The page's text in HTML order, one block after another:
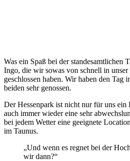
Was ein Spaß bei der standesamtlichen
Ingo, die wir sowas von schnell in unser
geschlossen haben. Wir haben den Tag
beiden sehr genossen.
Der Hessenpark ist nicht nur für uns ein
auch immer wieder eine sehr
bei jedem Wetter eine geeignete
im Taunus.
„Und wenn es regnet bei der
wir dann?“